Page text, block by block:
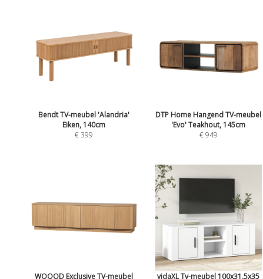
Bendt TV-meubel 'Alandria'
Eiken, 140cm
€ 399
DTP Home Hangend TV-meubel
'Evo' Teakhout, 145cm
€ 949
WOOOD Exclusive TV-meubel
vidaXL Tv-meubel 100x31,5x35